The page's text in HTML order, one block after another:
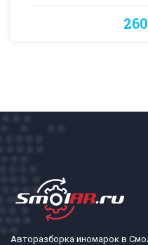
Авторазборка иномарок в